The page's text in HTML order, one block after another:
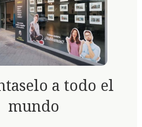
a todo el
mundo